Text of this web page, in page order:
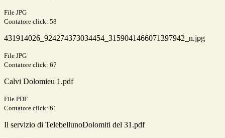
File JPG
Contatore click: 58
431914026_924274373034454_3159041466071397942_n.jpg
File JPG
Contatore click: 67
Calvi Dolomieu 1.pdf
File PDF
Contatore click: 61
Il servizio di TelebellunoDolomiti del 31.pdf